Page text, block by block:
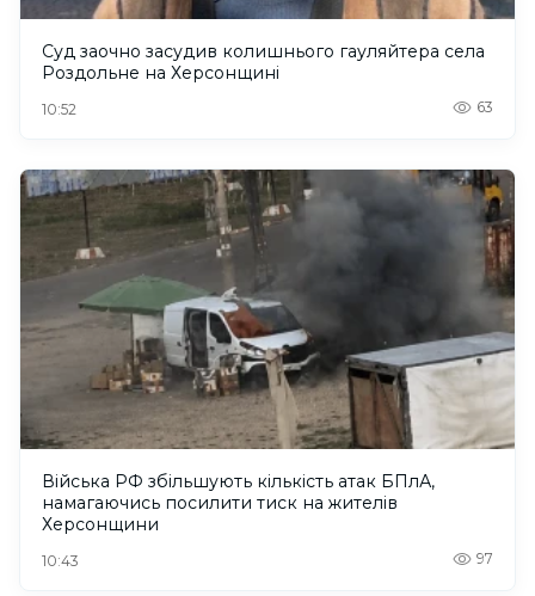
Суд заочно засудив колишнього гауляйтера села
Роздольне на Херсонщині
10:52 63
Війська РФ збільшують кількість атак БПлА,
намагаючись посилити тиск на жителів
Херсонщини
10:43 97